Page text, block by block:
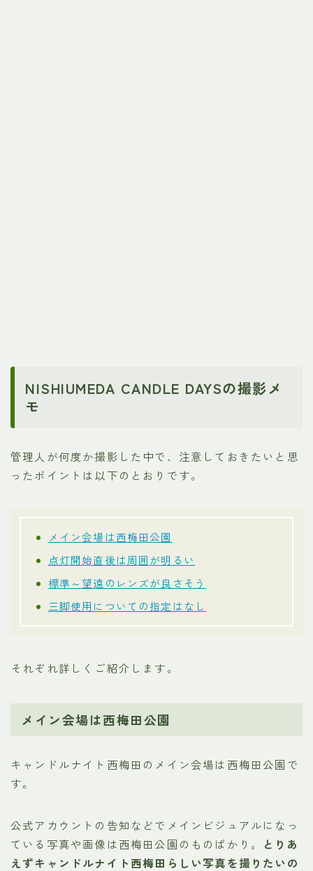
NISHIUMEDA CANDLE DAYSの撮影メ
モ
管理人が何度か撮影した中で、注意しておきたいと思
ったポイントは以下のとおりです。
メイン会場は西梅田公園
点灯開始直後は周囲が明るい
標準～望遠のレンズが良さそう
三脚使用についての指定はなし
それぞれ詳しくご紹介します。
メイン会場は西梅田公園
キャンドルナイト西梅田のメイン会場は西梅田公園で
す。
公式アカウントの告知などでメインビジュアルになっ
ている写真や画像は西梅田公園のものばかり。
とりあ
えずキャンドルナイト西梅田らしい写真を撮りたいの